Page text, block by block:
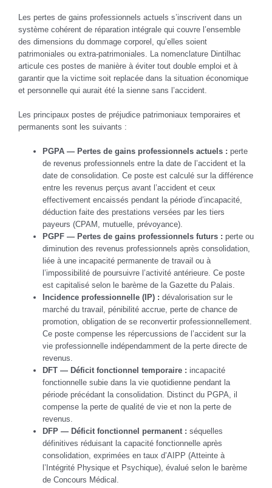
Les pertes de gains professionnels actuels s’inscrivent dans un
système cohérent de réparation intégrale qui couvre l’ensemble
des dimensions du dommage corporel, qu’elles soient
patrimoniales ou extra-patrimoniales. La nomenclature Dintilhac
articule ces postes de manière à éviter tout double emploi et à
garantir que la victime soit replacée dans la situation économique
et personnelle qui aurait été la sienne sans l’accident.
Les principaux postes de préjudice patrimoniaux temporaires et
permanents sont les suivants :
PGPA — Pertes de gains professionnels actuels : perte
de revenus professionnels entre la date de l’accident et la
date de consolidation. Ce poste est calculé sur la différence
entre les revenus perçus avant l’accident et ceux
effectivement encaissés pendant la période d’incapacité,
déduction faite des prestations versées par les tiers
payeurs (CPAM, mutuelle, prévoyance).
PGPF — Pertes de gains professionnels futurs : perte ou
diminution des revenus professionnels après consolidation,
liée à une incapacité permanente de travail ou à
l’impossibilité de poursuivre l’activité antérieure. Ce poste
est capitalisé selon le barème de la Gazette du Palais.
Incidence professionnelle (IP) : dévalorisation sur le
marché du travail, pénibilité accrue, perte de chance de
promotion, obligation de se reconvertir professionnellement.
Ce poste compense les répercussions de l’accident sur la
vie professionnelle indépendamment de la perte directe de
revenus.
DFT — Déficit fonctionnel temporaire : incapacité
fonctionnelle subie dans la vie quotidienne pendant la
période précédant la consolidation. Distinct du PGPA, il
compense la perte de qualité de vie et non la perte de
revenus.
DFP — Déficit fonctionnel permanent : séquelles
définitives réduisant la capacité fonctionnelle après
consolidation, exprimées en taux d’AIPP (Atteinte à
l’Intégrité Physique et Psychique), évalué selon le barème
de Concours Médical.